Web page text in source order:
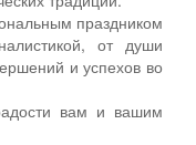
праздником
от души
и успехов во
вам и вашим